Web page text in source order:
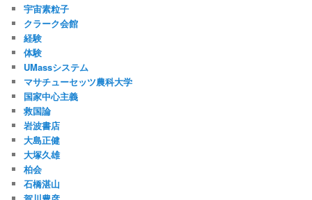
宇宙素粒子
クラーク会館
経験
体験
UMassシステム
マサチューセッツ農科大学
国家中心主義
救国論
岩波書店
大島正健
大塚久雄
柏会
石橋湛山